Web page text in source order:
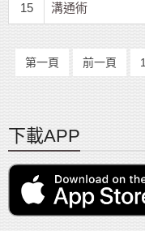
15
溝通術
第一頁 前一頁 1
下載APP